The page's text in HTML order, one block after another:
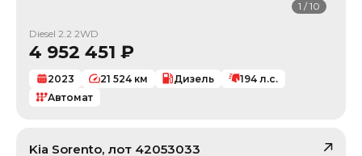
1 /10
Diesel 2.2 2WD
4 952 451 ₽
2023 21 524 км Дизель 194 л.с.
Автомат
Kia Sorento, лот 42053033